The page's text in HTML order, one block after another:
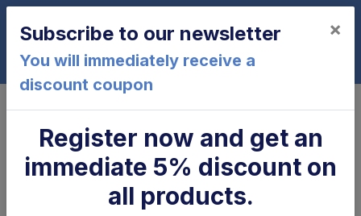
0
500K
Subscribe to our newsletter
You will immediately receive a
discount coupon
×
Register now and get an
immediate 5% discount on
all products.